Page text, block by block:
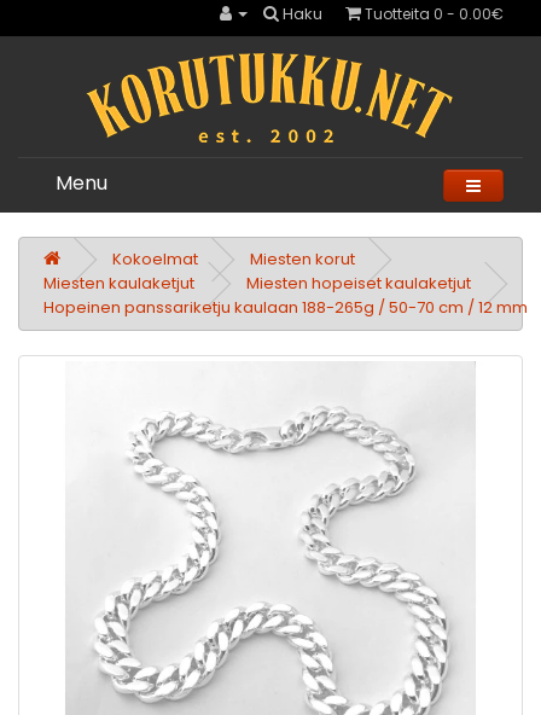
Haku Tuotteita 0 - 0.00€
Menu
Kokoelmat
Miesten korut
Miesten kaulaketjut
Miesten hopeiset kaulaketjut
Hopeinen panssariketju kaulaan 188-265g / 50-70 cm / 12 mm